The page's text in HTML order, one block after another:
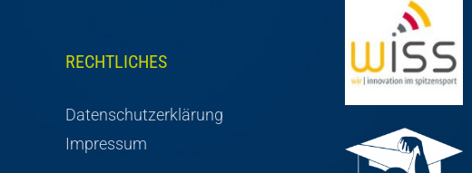
RECHTLICHES
Datenschutzerklärung
Impressum